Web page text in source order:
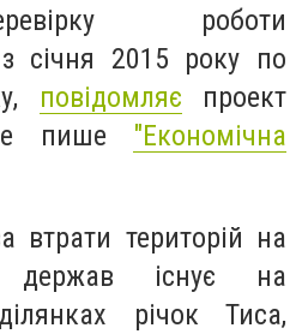
роботи
січня 2015 року по
повідомляє проект
пише "Економічна
втрати територій на
держав існує на
річок Тиса,